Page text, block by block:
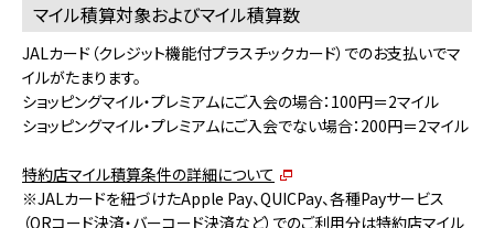
マイル積算対象およびマイル積算数
JALカード（クレジット機能付プラスチックカード）でのお支払いでマ
イルがたまります。
ショッピングマイル・プレミアムにご入会の場合：100円＝2マイル
ショッピングマイル・プレミアムにご入会でない場合：200円＝2マイル
特約店マイル積算条件の詳細について
※JALカードを紐づけたApple Pay、QUICPay、各種Payサービス
（QRコード決済・バーコード決済など）でのご利用分は特約店マイル